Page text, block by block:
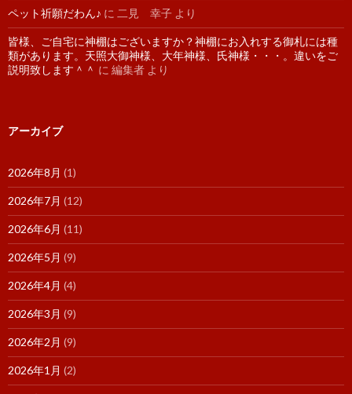
ペット祈願だわん♪ に 二見 幸子 より
皆様、ご自宅に神棚はございますか？神棚にお入れする御札には種
類があります。天照大御神様、大年神様、氏神様・・・。違いをご
説明致します＾＾ に 編集者 より
アーカイブ
2026年8月 (1)
2026年7月 (12)
2026年6月 (11)
2026年5月 (9)
2026年4月 (4)
2026年3月 (9)
2026年2月 (9)
2026年1月 (2)